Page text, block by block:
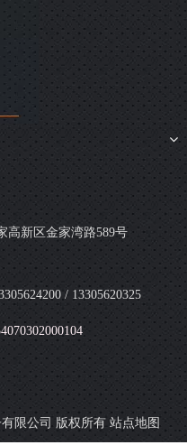
高新区金家湾路589号
/ 13305620325
限公司 版权所有 站点地图